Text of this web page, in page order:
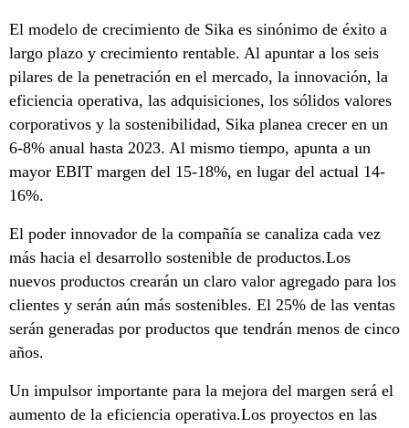
El modelo de crecimiento de Sika es sinónimo de éxito a
largo plazo y crecimiento rentable. Al apuntar a los seis
pilares de la penetración en el mercado, la innovación, la
eficiencia operativa, las adquisiciones, los sólidos valores
corporativos y la sostenibilidad, Sika planea crecer en un
6-8% anual hasta 2023. Al mismo tiempo, apunta a un
mayor EBIT margen del 15-18%, en lugar del actual 14-
16%.
El poder innovador de la compañía se canaliza cada vez
más hacia el desarrollo sostenible de productos.Los
nuevos productos crearán un claro valor agregado para los
clientes y serán aún más sostenibles. El 25% de las ventas
serán generadas por productos que tendrán menos de cinco
años.
Un impulsor importante para la mejora del margen será el
aumento de la eficiencia operativa.Los proyectos en las